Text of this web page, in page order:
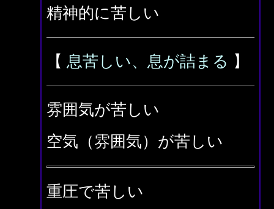
精神的に苦しい
【 息苦しい、息が詰まる 】
雰囲気が苦しい
空気（雰囲気）が苦しい
重圧で苦しい